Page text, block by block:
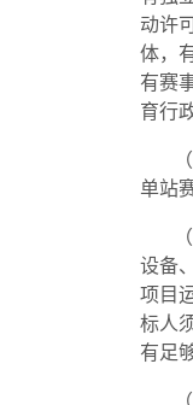
动许
体，
有赛
育行
单站
设备
项目
标人
有足